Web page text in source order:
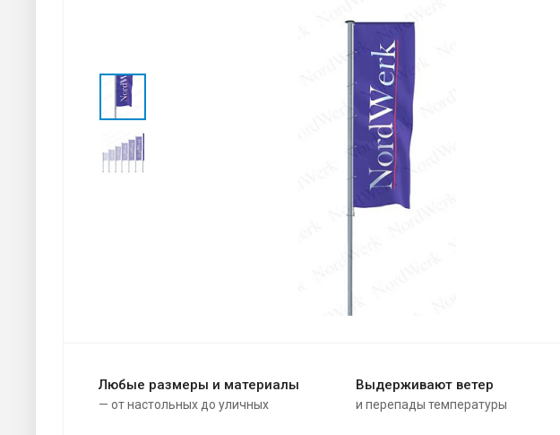
Любые размеры и материалы
— от настольных до уличных
Выдерживают ветер
и перепады температуры